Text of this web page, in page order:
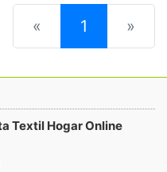
« 1 (current)
»
Textil Hogar Online